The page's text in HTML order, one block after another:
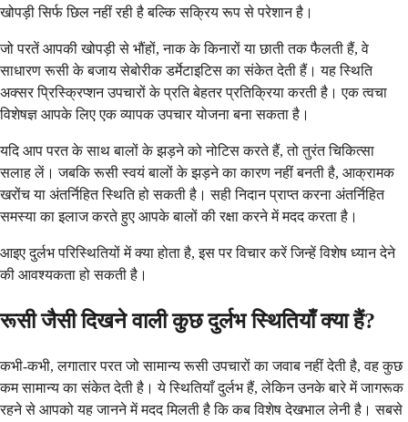
खोपड़ी सिर्फ छिल नहीं रही है बल्कि सक्रिय रूप से परेशान है।
जो परतें आपकी खोपड़ी से भौंहों, नाक के किनारों या छाती तक फैलती हैं, वे
साधारण रूसी के बजाय सेबोरीक डर्मेटाइटिस का संकेत देती हैं। यह स्थिति
अक्सर प्रिस्क्रिप्शन उपचारों के प्रति बेहतर प्रतिक्रिया करती है। एक त्वचा
विशेषज्ञ आपके लिए एक व्यापक उपचार योजना बना सकता है।
यदि आप परत के साथ बालों के झड़ने को नोटिस करते हैं, तो तुरंत चिकित्सा
सलाह लें। जबकि रूसी स्वयं बालों के झड़ने का कारण नहीं बनती है, आक्रामक
खरोंच या अंतर्निहित स्थिति हो सकती है। सही निदान प्राप्त करना अंतर्निहित
समस्या का इलाज करते हुए आपके बालों की रक्षा करने में मदद करता है।
आइए दुर्लभ परिस्थितियों में क्या होता है, इस पर विचार करें जिन्हें विशेष ध्यान देने
की आवश्यकता हो सकती है।
रूसी जैसी दिखने वाली कुछ दुर्लभ स्थितियाँ क्या हैं?
कभी-कभी, लगातार परत जो सामान्य रूसी उपचारों का जवाब नहीं देती है, वह कुछ
कम सामान्य का संकेत देती है। ये स्थितियाँ दुर्लभ हैं, लेकिन उनके बारे में जागरूक
रहने से आपको यह जानने में मदद मिलती है कि कब विशेष देखभाल लेनी है। सबसे